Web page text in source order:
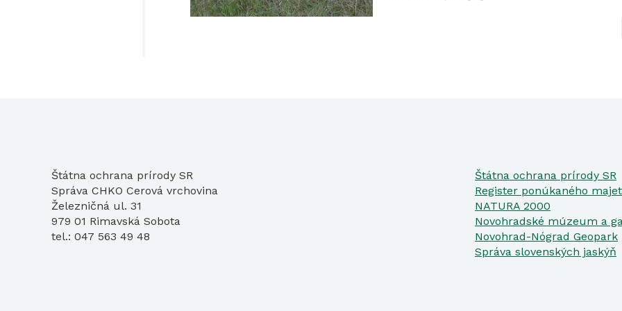
Štátna ochrana prírody SR
Správa CHKO Cerová vrchovina
Železničná ul. 31
979 01 Rimavská Sobota
tel.: 047 563 49 48
Štátna ochrana prírody SR
Register ponúkaného
NATURA 2000
Novohradské múzeum a
Novohrad-Nógrad Geopark
Správa slovenských jaskýň